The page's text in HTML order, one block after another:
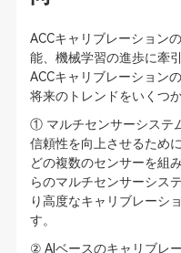
ACCキャリブレーション
能、機械学習の進歩に牽
ACCキャリブレーション
将来のトレンドをいくつ
① マルチセンサーシステ
信頼性を向上させるため
どの複数のセンサーを組
らのマルチセンサーシス
り高度なキャリブレーシ
す。
② AIベースのキャリブレ